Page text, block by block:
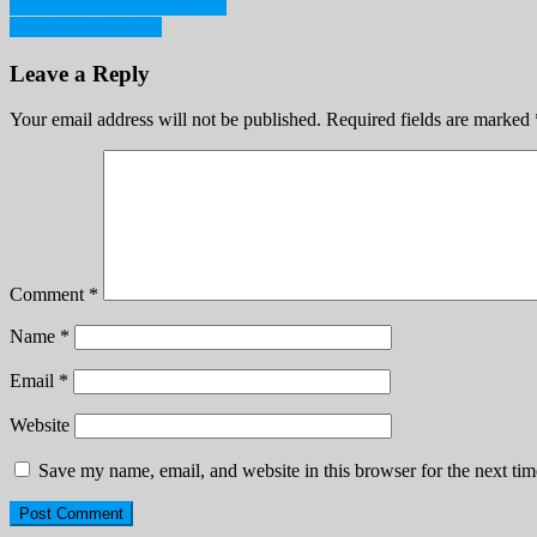
Post
navigation
Leave a Reply
Your email address will not be published. Required fields are marked
Comment *
Name *
Email *
Website
Save my name, email, and website in this browser for the next